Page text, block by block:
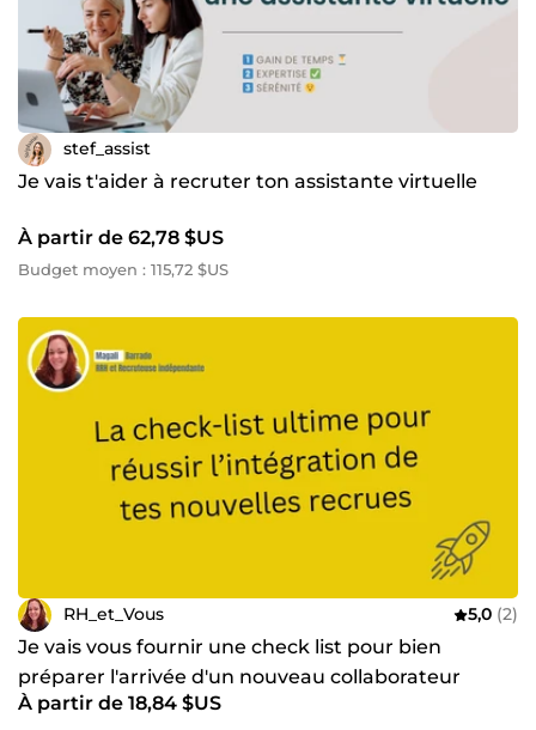
stef_assist
Je vais t'aider à recruter ton assistante virtuelle
À partir de 62,78 $US
Budget moyen : 115,72 $US
RH_et_Vous 5,0 (2)
Je vais vous fournir une check list pour bien
préparer l'arrivée d'un nouveau collaborateur
À partir de 18,84 $US